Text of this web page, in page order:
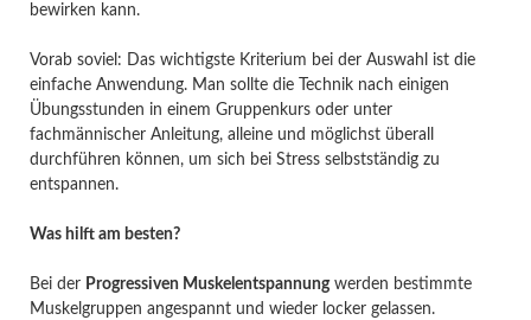
bewirken kann.
Vorab soviel: Das wichtigste Kriterium bei der Auswahl ist die
einfache Anwendung. Man sollte die Technik nach einigen
Übungsstunden in einem Gruppenkurs oder unter
fachmännischer Anleitung, alleine und möglichst überall
durchführen können, um sich bei Stress selbstständig zu
entspannen.
Was hilft am besten?
Bei der Progressiven Muskelentspannungwerden bestimmte
Muskelgruppen angespannt und wieder locker gelassen.